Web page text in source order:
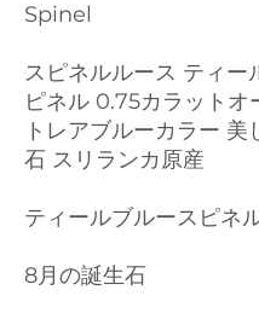
Spinel
スピネルルース ティー
ピネル 0.75カラットオ
トレアブルーカラー 美
石 スリランカ原産
ティールブルースピネ
8月の誕生石